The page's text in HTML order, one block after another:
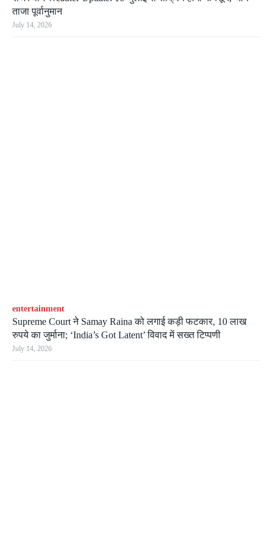
ताजा पूर्वानुमान
July 14, 2026
entertainment
Supreme Court ने Samay Raina को लगाई कड़ी फटकार, 10 लाख
रुपये का जुर्माना; ‘India’s Got Latent’ विवाद में सख्त टिप्पणी
July 14, 2026